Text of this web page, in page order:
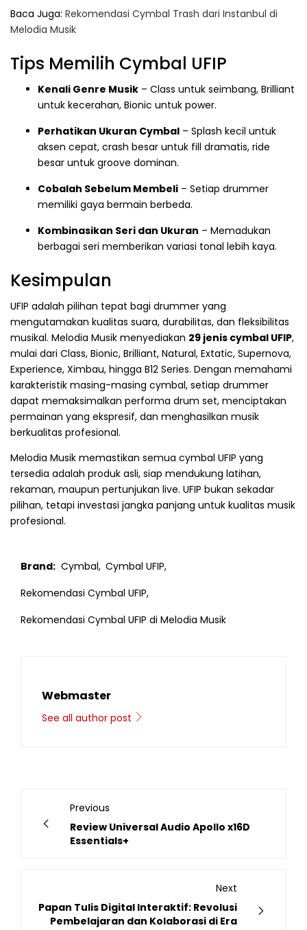
Baca Juga: Rekomendasi Cymbal Trash dari Instanbul di
Melodia Musik
Tips Memilih Cymbal UFIP
Kenali Genre Musik – Class untuk seimbang, Brilliant
untuk kecerahan, Bionic untuk power.
Perhatikan Ukuran Cymbal – Splash kecil untuk
aksen cepat, crash besar untuk fill dramatis, ride
besar untuk groove dominan.
Cobalah Sebelum Membeli – Setiap drummer
memiliki gaya bermain berbeda.
Kombinasikan Seri dan Ukuran – Memadukan
berbagai seri memberikan variasi tonal lebih kaya.
Kesimpulan
UFIP adalah pilihan tepat bagi drummer yang
mengutamakan kualitas suara, durabilitas, dan fleksibilitas
musikal. Melodia Musik menyediakan 29 jenis cymbal UFIP,
mulai dari Class, Bionic, Brilliant, Natural, Extatic, Supernova,
Experience, Ximbau, hingga B12 Series. Dengan memahami
karakteristik masing-masing cymbal, setiap drummer
dapat memaksimalkan performa drum set, menciptakan
permainan yang ekspresif, dan menghasilkan musik
berkualitas profesional.
Melodia Musik memastikan semua cymbal UFIP yang
tersedia adalah produk asli, siap mendukung latihan,
rekaman, maupun pertunjukan live. UFIP bukan sekadar
pilihan, tetapi investasi jangka panjang untuk kualitas musik
profesional.
Brand: Cymbal, Cymbal UFIP,
Rekomendasi Cymbal UFIP,
Rekomendasi Cymbal UFIP di Melodia Musik
Webmaster
See all author post
Previous
Review Universal Audio Apollo x16D
Essentials+
Next
Papan Tulis Digital Interaktif: Revolusi
Pembelajaran dan Kolaborasi di Era